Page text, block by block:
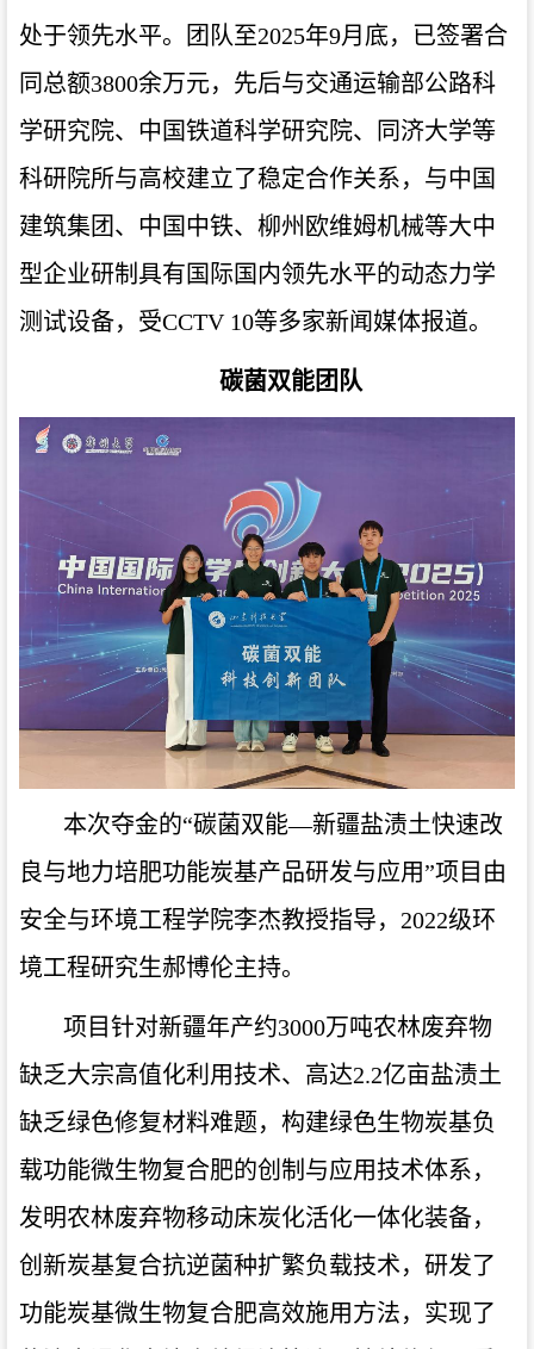
处于领先水平。团队至2025年9月底，已签署合
同总额3800余万元，先后与交通运输部公路科
学研究院、中国铁道科学研究院、同济大学等
科研院所与高校建立了稳定合作关系，与中国
建筑集团、中国中铁、柳州欧维姆机械等大中
型企业研制具有国际国内领先水平的动态力学
测试设备，受CCTV 10等多家新闻媒体报道。
碳菌双能团队
本次夺金的“碳菌双能—新疆盐渍土快速改
良与地力培肥功能炭基产品研发与应用”项目由
安全与环境工程学院李杰教授指导，2022级环
境工程研究生郝博伦主持。
项目针对新疆年产约3000万吨农林废弃物
缺乏大宗高值化利用技术、高达2.2亿亩盐渍土
缺乏绿色修复材料难题，构建绿色生物炭基负
载功能微生物复合肥的创制与应用技术体系，
发明农林废弃物移动床炭化活化一体化装备，
创新炭基复合抗逆菌种扩繁负载技术，研发了
功能炭基微生物复合肥高效施用方法，实现了